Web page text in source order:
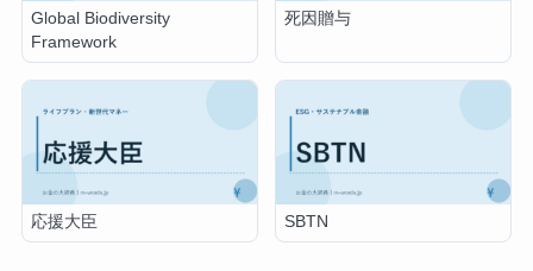
Global Biodiversity
Framework
死因贈与
応援大臣 SBTN